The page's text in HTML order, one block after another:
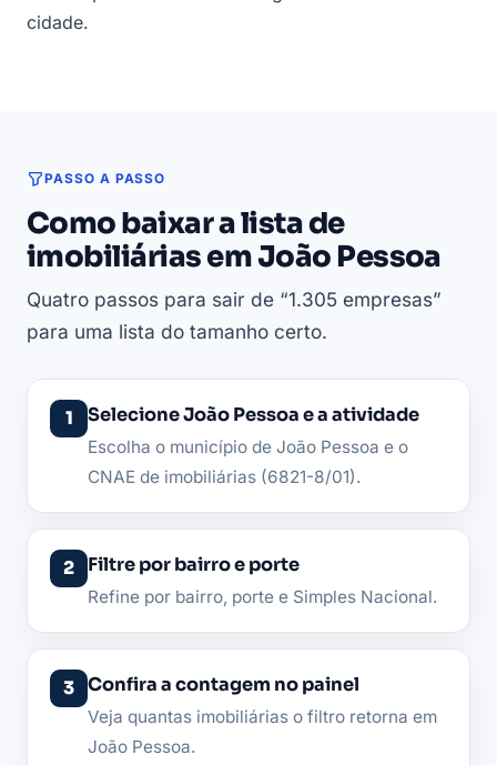
cidade.
PASSO A PASSO
Como baixar a lista de
imobiliárias em João Pessoa
Quatro passos para sair de “1.305 empresas”
para uma lista do tamanho certo.
Selecione João Pessoa e a atividade
Escolha o município de João Pessoa e o
CNAE de imobiliárias (6821-8/01).
Filtre por bairro e porte
Refine por bairro, porte e Simples Nacional.
Confira a contagem no painel
Veja quantas imobiliárias o filtro retorna em
João Pessoa.